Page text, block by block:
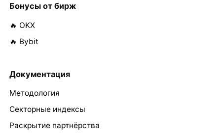
Бонусы от бирж
🔥 OKX
🔥 Bybit
Документация
Методология
Секторные индексы
Раскрытие партнёрства